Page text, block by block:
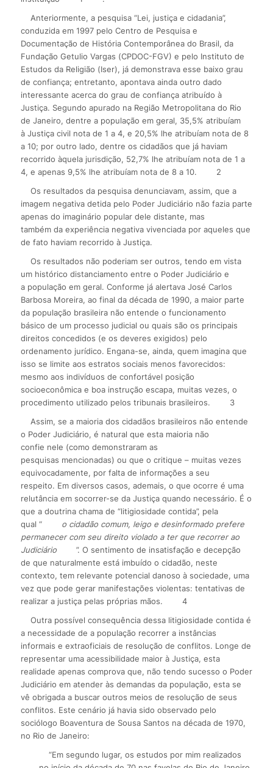
Anteriormente, a pesquisa “Lei, justiça e cidadania”,
conduzida em 1997 pelo Centro de Pesquisa e
Documentação de História Contemporânea do Brasil, da
Fundação Getulio Vargas (CPDOC-FGV) e pelo Instituto de
Estudos da Religião (Iser), já demonstrava esse baixo grau
de confiança; entretanto, apontava ainda outro dado
interessante acerca do grau de confiança atribuído à
Justiça. Segundo apurado na Região Metropolitana do Rio
de Janeiro, dentre a população em geral, 35,5% atribuíam
à Justiça civil nota de 1 a 4, e 20,5% lhe atribuíam nota de 8
a 10; por outro lado, dentre os cidadãos que já haviam
recorrido àquela jurisdição, 52,7% lhe atribuíam nota de 1 a
4, e apenas 9,5% lhe atribuíam nota de 8 a 10.
2
Os resultados da pesquisa denunciavam, assim, que a
imagem negativa detida pelo Poder Judiciário não fazia parte
apenas do imaginário popular dele distante, mas
também da experiência negativa vivenciada por aqueles que
de fato haviam recorrido à Justiça.
Os resultados não poderiam ser outros, tendo em vista
um histórico distanciamento entre o Poder Judiciário e
a população em geral. Conforme já alertava José Carlos
Barbosa Moreira, ao final da década de 1990, a maior parte
da população brasileira não entende o funcionamento
básico de um processo judicial ou quais são os principais
direitos concedidos (e os deveres exigidos) pelo
ordenamento jurídico. Engana-se, ainda, quem imagina que
isso se limite aos estratos sociais menos favorecidos:
mesmo aos indivíduos de confortável posição
socioeconômica e boa instrução escapa, muitas vezes, o
procedimento utilizado pelos tribunais brasileiros.
3
Assim, se a maioria dos cidadãos brasileiros não entende
o Poder Judiciário, é natural que esta maioria não
confie nele (como demonstraram as
pesquisas mencionadas) ou que o critique – muitas vezes
equivocadamente, por falta de informações a seu
respeito. Em diversos casos, ademais, o que ocorre é uma
relutância em socorrer-se da Justiça quando necessário. É o
que a doutrina chama de “litigiosidade contida”, pela
qual “
o cidadão comum, leigo e desinformado prefere
permanecer com seu direito violado a ter que recorrer ao
Judiciário
”. O sentimento de insatisfação e decepção
de que naturalmente está imbuído o cidadão, neste
contexto, tem relevante potencial danoso à sociedade, uma
vez que pode gerar manifestações violentas: tentativas de
realizar a justiça pelas próprias mãos.
4
Outra possível consequência dessa litigiosidade contida é
a necessidade de a população recorrer a instâncias
informais e extraoficiais de resolução de conflitos. Longe de
representar uma acessibilidade maior à Justiça, esta
realidade apenas comprova que, não tendo sucesso o Poder
Judiciário em atender às demandas da população, esta se
vê obrigada a buscar outros meios de resolução de seus
conflitos. Este cenário já havia sido observado pelo
sociólogo Boaventura de Sousa Santos na década de 1970,
no Rio de Janeiro:
“Em segundo lugar, os estudos por mim realizados